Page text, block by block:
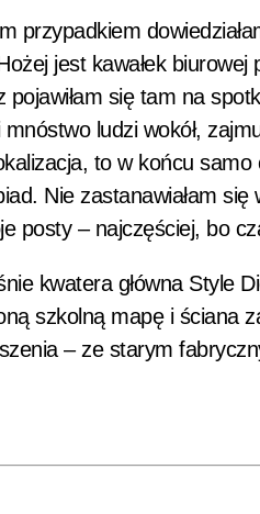
przypadkiem
jest kawałek biurowej
się tam na
ludzi wokół,
to w końcu
Nie zastanawiałam się
posty – najczęściej, bo
kwatera główna Style
szkolną mapę i ściana
– ze starym